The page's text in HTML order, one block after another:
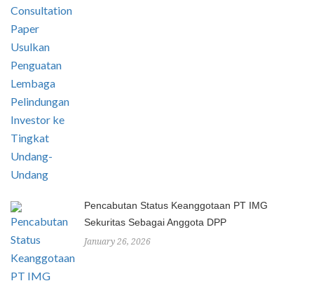
Pencabutan Status Keanggotaan PT IMG
Sekuritas Sebagai Anggota DPP
January 26, 2026